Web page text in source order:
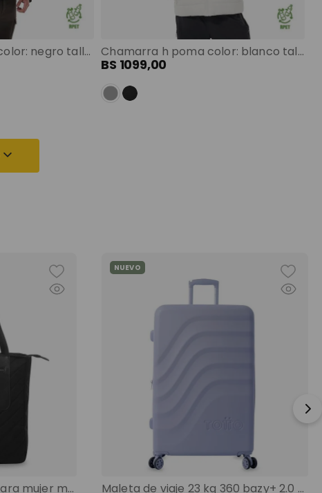
Chamarra h poma color: negro talla: s Chamarra h poma color: blanco talla: s
BS 1099,00
Shopping bag grande para mujer malawi porta pc 13" negro color: negro Maleta de viaje 23 kg 360 bazy+ 2.0 bodega morado color: morado
NUEVO